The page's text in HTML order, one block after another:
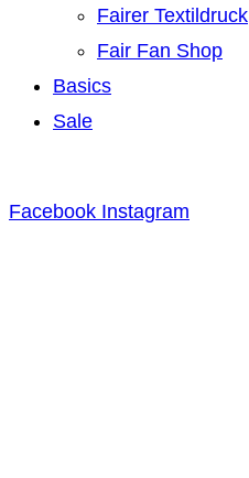
Fairer Textildruck
Fair Fan Shop
Basics
Sale
Facebook Instagram